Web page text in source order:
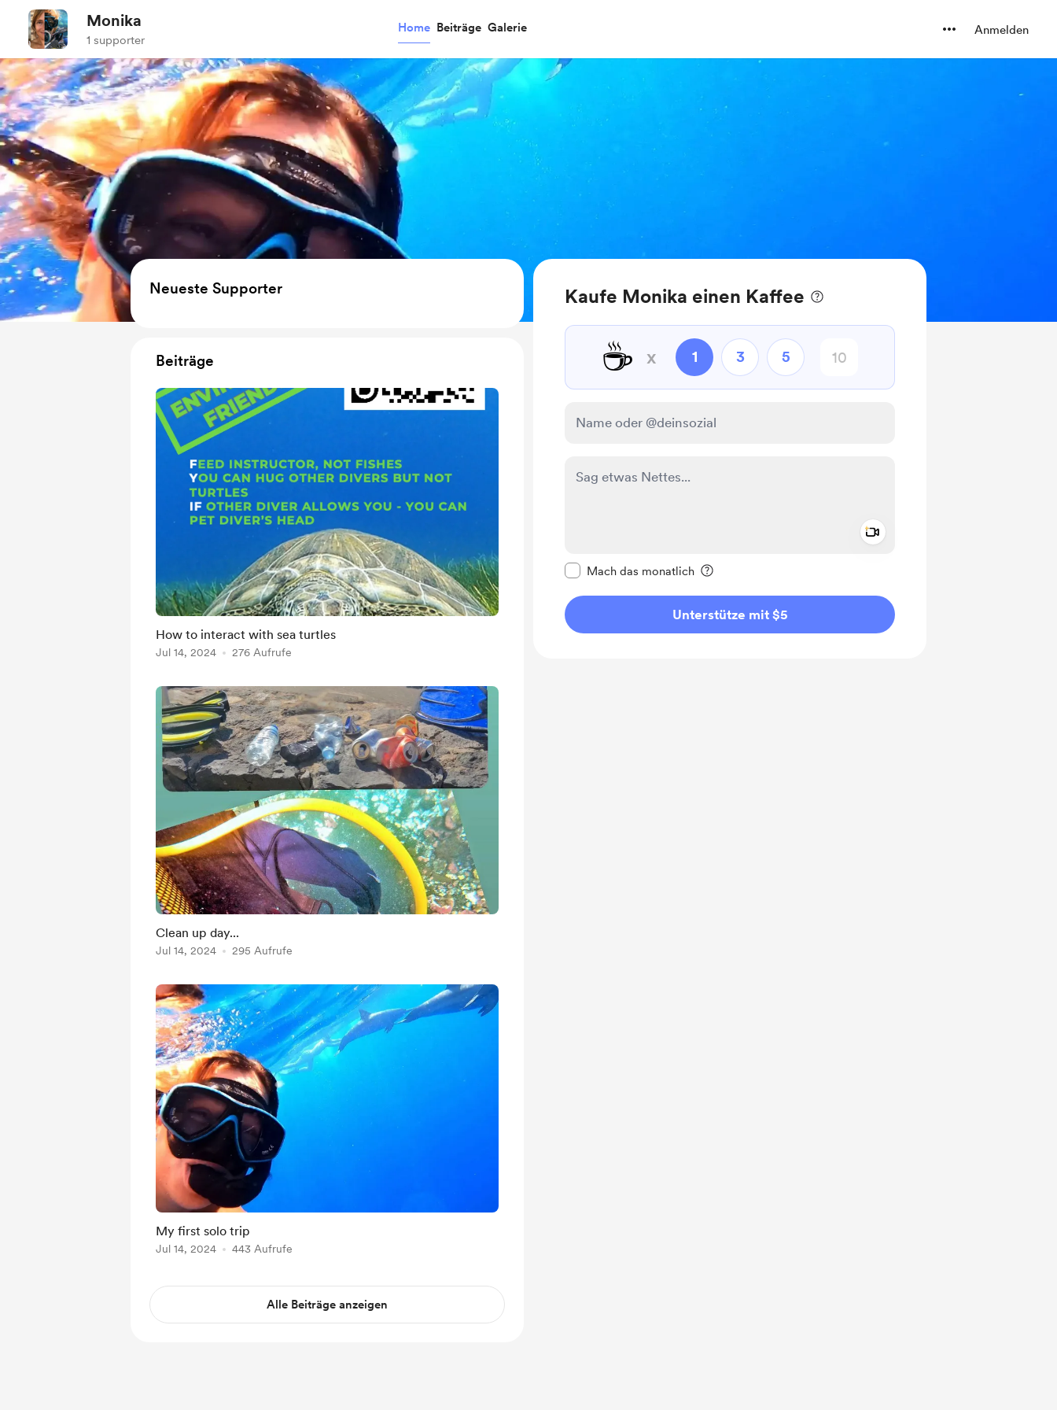
Monika
1 supporter
Home Beiträge Galerie Anmelden
Kaufe Monika einen Kaffee
☕ x 1 3 5
Mach das monatlich
Unterstütze mit $5
Neueste Supporter
Beiträge
How to interact with sea turtles
Jul 14, 2024 276 Aufrufe
Clean up day...
Jul 14, 2024 295 Aufrufe
My first solo trip
Jul 14, 2024 443 Aufrufe
Alle Beiträge anzeigen